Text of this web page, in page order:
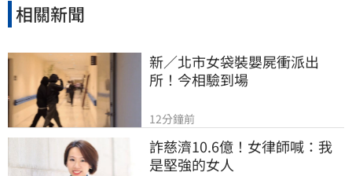
相關新聞
新／北市女袋裝嬰屍衝派出
所！今相驗到場
12分鐘前
詐慈濟10.6億！女律師喊：我
是堅強的女人